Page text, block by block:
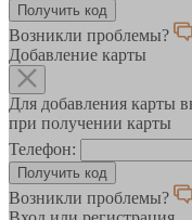
Возникли проблемы?
Добавление карты
Для добавления карты
при получении карты
Телефон:
Возникли проблемы?